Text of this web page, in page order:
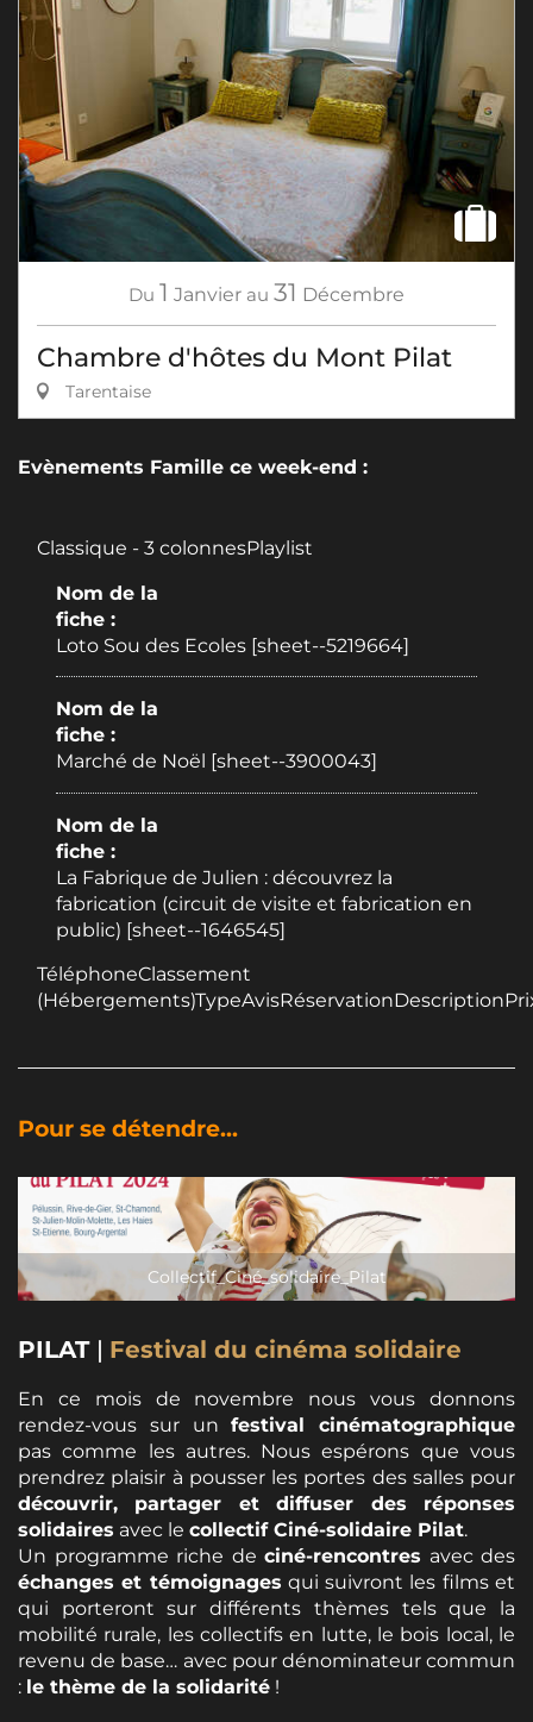
Du 1 Janvier au 31 Décembre
Chambre d'hôtes du Mont Pilat
Tarentaise
Evènements Famille ce week-end :
Classique - 3 colonnesPlaylist
Nom de la
fiche :
Loto Sou des Ecoles [sheet--5219664]
Nom de la
fiche :
Marché de Noël [sheet--3900043]
Nom de la
fiche :
La Fabrique de Julien : découvrez la
fabrication (circuit de visite et fabrication en
public) [sheet--1646545]
TéléphoneClassement
Pour se détendre...
Collectif_Ciné_solidaire_Pilat
PILAT | Festival du cinéma solidaire
En ce mois de novembre nous vous donnons
rendez-vous sur unfestival cinématographique
pas comme les autres. Nous espérons que vous
prendrez plaisir à pousser les portes des salles pour
découvrir, partager et diffuser des réponses
solidaires avec le collectif Ciné-solidaire Pilat.
Un programme riche de ciné-rencontres avec des
échanges et témoignages qui suivront les films et
qui porteront sur différents thèmes tels que la
mobilité rurale, les collectifs en lutte, le bois local, le
revenu de base… avec pour dénominateur commun
: le thème de la solidarité !